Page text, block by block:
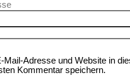
Mail-Adresse und Website in
Kommentar speichern.